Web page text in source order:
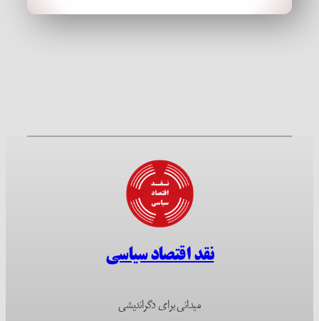
نقد اقتصاد سیاسی
میدانی برای دگراندیشی